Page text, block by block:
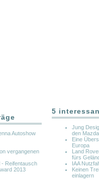
Autoshow
vergangenen
- Reifentausch
2013
5
Jung
den
Eine
Europa
Land
fürs
IAA
Keinen
einlagern